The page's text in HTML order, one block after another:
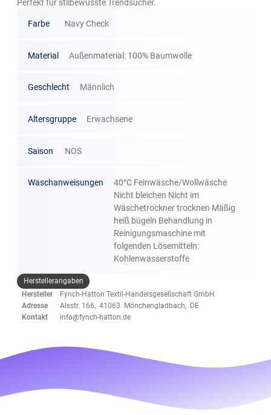
Perfekt für stilbewusste Trendsucher.
Farbe Navy Check
Material Außenmaterial: 100% Baumwolle
Geschlecht Männlich
Altersgruppe Erwachsene
Saison NOS
Waschanweisungen
40°C Feinwäsche/Wollwäsche
Nicht bleichen Nicht im
Wäschetrockner trocknen Mäßig
heiß bügeln Behandlung in
Reinigungsmaschine mit
folgenden Lösemitteln:
Kohlenwasserstoffe
Herstellerangaben
Hersteller
Fynch-Hatton Textil-Handelsgesellschaft GmbH
Adresse
Alsstr. 166, 41063 Mönchengladbach, DE
Kontakt
info@fynch-hatton.de